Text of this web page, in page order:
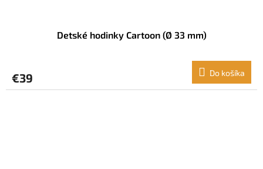
Detské hodinky Cartoon (Ø 33 mm)
€39 Do košíka